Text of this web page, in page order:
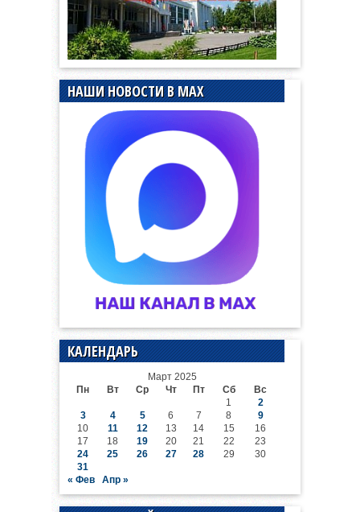
НАШИ НОВОСТИ В MAX
КАЛЕНДАРЬ
Март 2025
Пн
Вт Ср Чт Пт Сб
Вс
1
2
3
4 5 6 7 8
9
10
11 12 13 14 15
16
17
18 19 20 21 22
23
24
25 26 27 28 29
30
31
« Фев
Апр »